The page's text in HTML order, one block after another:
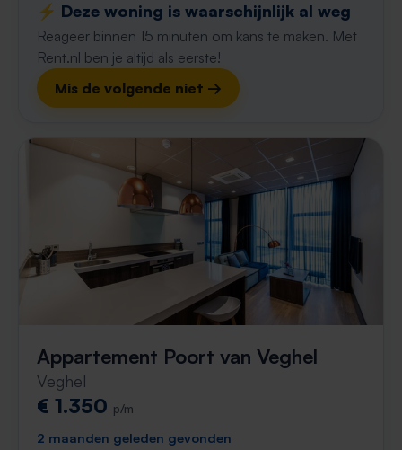
⚡️ Deze woning is waarschijnlijk al weg
Reageer binnen 15 minuten om kans te maken. Met
Rent.nl ben je altijd als eerste!
Mis de volgende niet →
Appartement Poort van Veghel
Veghel
€ 1.350 p/m
2 maanden geleden gevonden